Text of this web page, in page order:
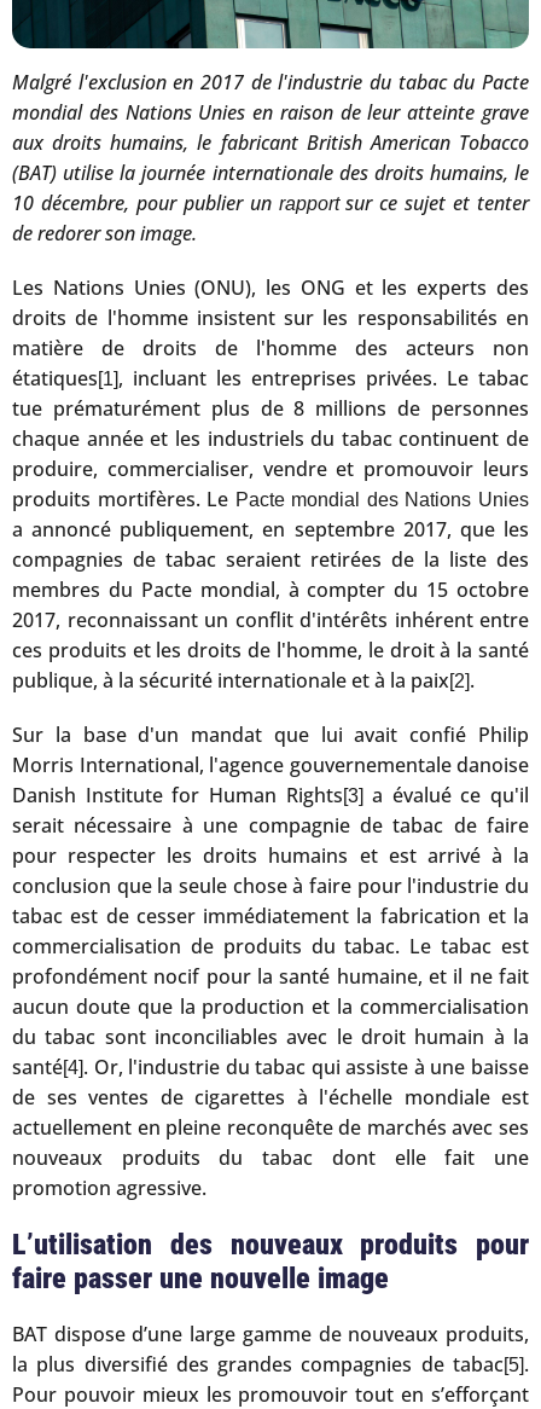
Malgré l'exclusion en 2017 de l'industrie du tabac du Pacte
mondial des Nations Unies en raison de leur atteinte grave
aux droits humains, le fabricant British American Tobacco
(BAT) utilise la journée internationale des droits humains, le
10 décembre, pour publier un rapport sur ce sujet et tenter
de redorer son image.
Les Nations Unies (ONU), les ONG et les experts des
droits de l'homme insistent sur les responsabilités en
matière de droits de l'homme des acteurs non
étatiques[1], incluant les entreprises privées. Le tabac
tue prématurément plus de 8 millions de personnes
chaque année et les industriels du tabac continuent de
produire, commercialiser, vendre et promouvoir leurs
produits mortifères. Le Pacte mondial des Nations Unies
a annoncé publiquement, en septembre 2017, que les
compagnies de tabac seraient retirées de la liste des
membres du Pacte mondial, à compter du 15 octobre
2017, reconnaissant un conflit d'intérêts inhérent entre
ces produits et les droits de l'homme, le droit à la santé
publique, à la sécurité internationale et à la paix[2].
Sur la base d'un mandat que lui avait confié Philip
Morris International, l'agence gouvernementale danoise
Danish Institute for Human Rights[3]a évalué ce qu'il
serait nécessaire à une compagnie de tabac de faire
pour respecter les droits humains et est arrivé à la
conclusion que la seule chose à faire pour l'industrie du
tabac est de cesser immédiatement la fabrication et la
commercialisation de produits du tabac. Le tabac est
profondément nocif pour la santé humaine, et il ne fait
aucun doute que la production et la commercialisation
du tabac sont inconciliables avec le droit humain à la
santé[4]. Or, l'industrie du tabac qui assiste à une baisse
de ses ventes de cigarettes à l'échelle mondiale est
actuellement en pleine reconquête de marchés avec ses
nouveaux produits du tabac dont elle fait une
promotion agressive.
L’utilisation des nouveaux produits pour
faire passer une nouvelle image
BAT dispose d’une large gamme de nouveaux produits,
la plus diversifié des grandes compagnies de tabac[5].
Pour pouvoir mieux les promouvoir tout en s’efforçant